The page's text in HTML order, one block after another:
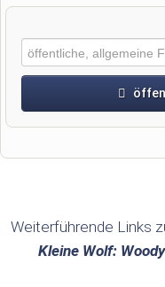
Weiterführende Links
Kleine Wolf: